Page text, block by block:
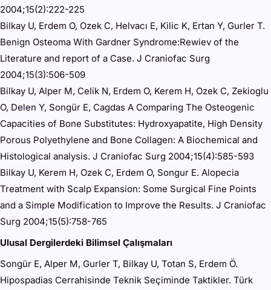
2004;15(2):222-225
Bilkay U, Erdem O, Ozek C, Helvacı E, Kilic K, Ertan Y, Gurler T.
Benign Osteoma With Gardner Syndrome:Rewiev of the
Literature and report of a Case. J Craniofac Surg
2004;15(3):506-509
Bilkay U, Alper M, Celik N, Erdem O, Kerem H, Ozek C, Zekioglu
O, Delen Y, Songür E, Cagdas A Comparing The Osteogenic
Capacities of Bone Substitutes: Hydroxyapatite, High Density
Porous Polyethylene and Bone Collagen: A Biochemical and
Histological analysis. J Craniofac Surg 2004;15(4):585-593
Bilkay U, Kerem H, Ozek C, Erdem O, Songur E. Alopecia
Treatment with Scalp Expansion: Some Surgical Fine Points
and a Simple Modification to Improve the Results. J Craniofac
Surg 2004;15(5):758-765
Ulusal Dergilerdeki Bilimsel Çalışmaları
Songür E, Alper M, Gurler T, Bilkay U, Totan S, Erdem Ö.
Hipospadias Cerrahisinde Teknik Seçiminde Taktikler. Türk